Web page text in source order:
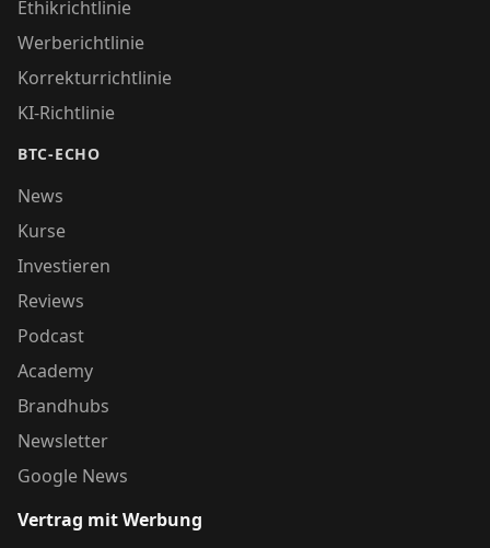
Ethikrichtlinie
Werberichtlinie
Korrekturrichtlinie
KI-Richtlinie
BTC-ECHO
News
Kurse
Investieren
Reviews
Podcast
Academy
Brandhubs
Newsletter
Google News
Vertrag mit Werbung